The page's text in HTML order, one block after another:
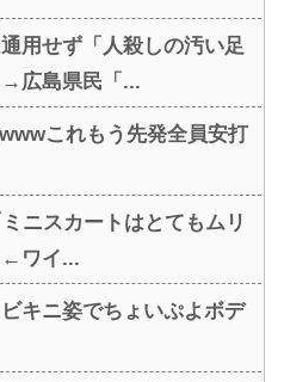
用せず「人殺しの汚い足
→広島県民「...
これもう先発全員安打
ニスカートはとてもムリ
←ワイ...
キニ姿でちょいぷよボデ